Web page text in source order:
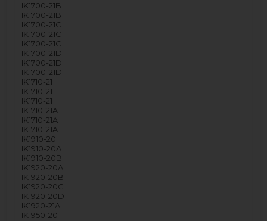
IK1700-21B
IK1700-21B
IK1700-21C
IK1700-21C
IK1700-21C
IK1700-21D
IK1700-21D
IK1700-21D
IK1710-21
IK1710-21
IK1710-21
IK1710-21A
IK1710-21A
IK1710-21A
IK1910-20
IK1910-20A
IK1910-20B
IK1920-20A
IK1920-20B
IK1920-20C
IK1920-20D
IK1920-21A
IK1950-20